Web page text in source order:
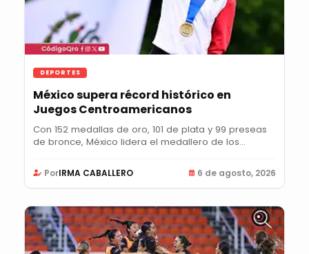
DEPORTES
México supera récord histórico en
Juegos Centroamericanos
Con 152 medallas de oro, 101 de plata y 99 preseas
de bronce, México lidera el medallero de los...
PorIRMA CABALLERO 6 de agosto, 2026